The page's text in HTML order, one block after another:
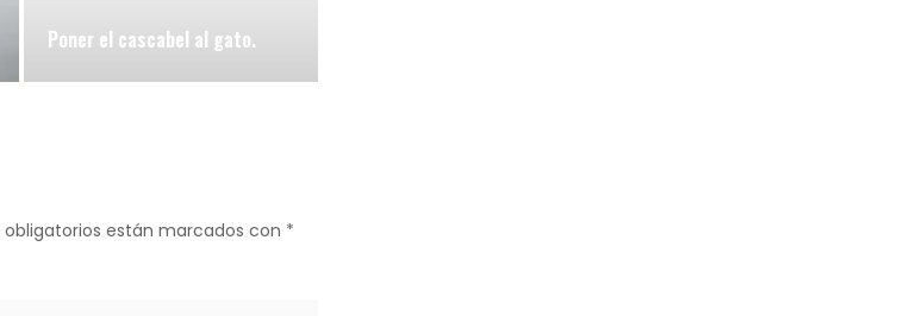
Poner el cascabel al gato.
obligatorios están marcados con *